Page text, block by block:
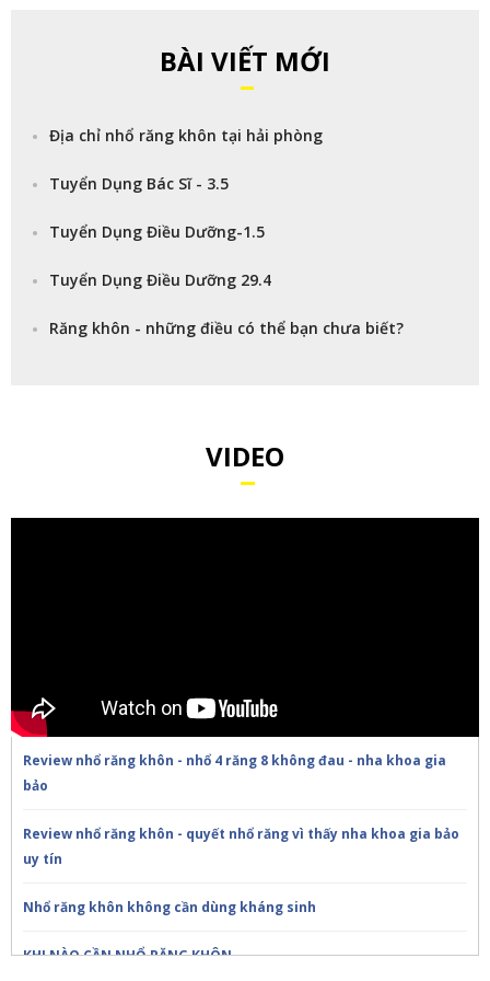
BÀI VIẾT MỚI
Địa chỉ nhổ răng khôn tại hải phòng
Tuyển Dụng Bác Sĩ - 3.5
Tuyển Dụng Điều Dưỡng-1.5
Tuyển Dụng Điều Dưỡng 29.4
Răng khôn - những điều có thể bạn chưa biết?
VIDEO
Review nhổ răng khôn - nhổ 4 răng 8 không đau - nha khoa gia
bảo
Review nhổ răng khôn - quyết nhổ răng vì thấy nha khoa gia bảo
uy tín
Nhổ răng khôn không cần dùng kháng sinh
KHI NÀO CẦN NHỔ RĂNG KHÔN